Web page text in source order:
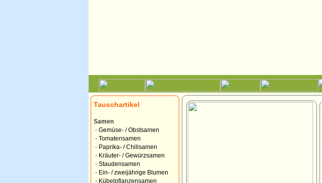
Tauschartikel
Samen
- Gemüse- / Obstsamen
- Tomatensamen
- Paprika- / Chilisamen
- Kräuter- / Gewürzsamen
- Staudensamen
- Ein- / zweijährige Blumen
- Kübelpflanzensamen